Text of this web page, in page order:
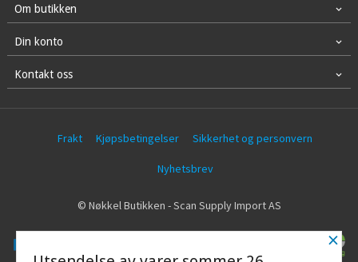
Om butikken
Din konto
Kontakt oss
Frakt Kjøpsbetingelser Sikkerhet og personvern
Nyhetsbrev
© Nøkkel Butikken - Scan Supply Import AS
×